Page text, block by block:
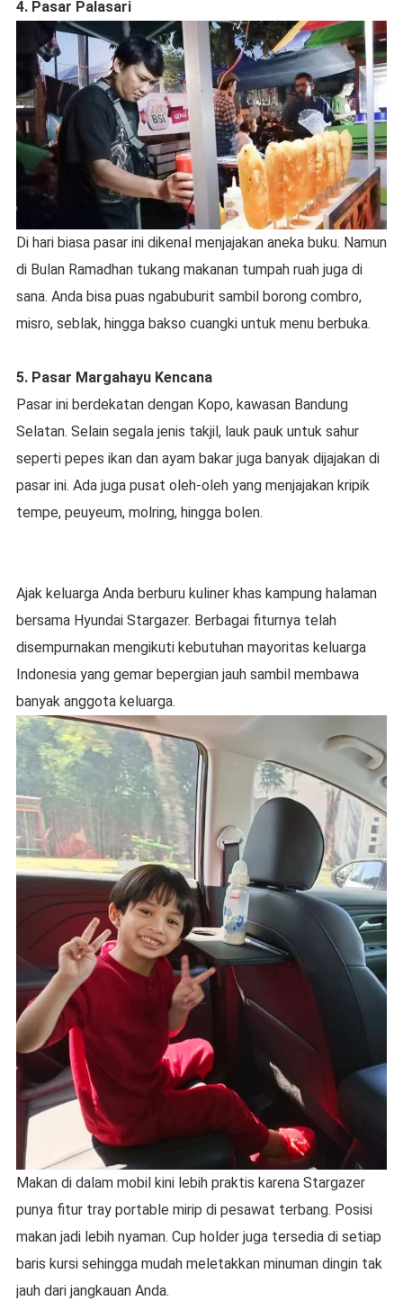
4. Pasar Palasari
Di hari biasa pasar ini dikenal menjajakan aneka buku. Namun
di Bulan Ramadhan tukang makanan tumpah ruah juga di
sana. Anda bisa puas ngabuburit sambil borong combro,
misro, seblak, hingga bakso cuangki untuk menu berbuka.
5. Pasar Margahayu Kencana
Pasar ini berdekatan dengan Kopo, kawasan Bandung
Selatan. Selain segala jenis takjil, lauk pauk untuk sahur
seperti pepes ikan dan ayam bakar juga banyak dijajakan di
pasar ini. Ada juga pusat oleh-oleh yang menjajakan kripik
tempe, peuyeum, molring, hingga bolen.
Ajak keluarga Anda berburu kuliner khas kampung halaman
bersama Hyundai Stargazer. Berbagai fiturnya telah
disempurnakan mengikuti kebutuhan mayoritas keluarga
Indonesia yang gemar bepergian jauh sambil membawa
banyak anggota keluarga.
Makan di dalam mobil kini lebih praktis karena Stargazer
punya fitur tray portable mirip di pesawat terbang. Posisi
makan jadi lebih nyaman. Cup holder juga tersedia di setiap
baris kursi sehingga mudah meletakkan minuman dingin tak
jauh dari jangkauan Anda.